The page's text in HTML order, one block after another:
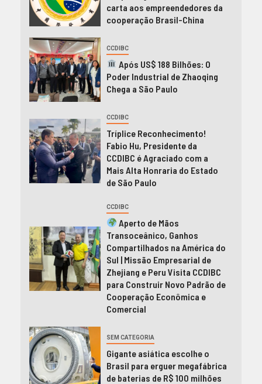
carta aos empreendedores da
cooperação Brasil-China
CCDIBC
Após US$ 188 Bilhões: O
Poder Industrial de Zhaoqing
Chega a São Paulo
CCDIBC
Tríplice Reconhecimento!
Fabio Hu, Presidente da
CCDIBC é Agraciado com a
Mais Alta Honraria do Estado
de São Paulo
CCDIBC
Aperto de Mãos
Transoceânico, Ganhos
Compartilhados na América do
Sul | Missão Empresarial de
Zhejiang e Peru Visita CCDIBC
para Construir Novo Padrão de
Cooperação Econômica e
Comercial
SEM CATEGORIA
Gigante asiática escolhe o
Brasil para erguer megafábrica
de baterias de R$ 100 milhões